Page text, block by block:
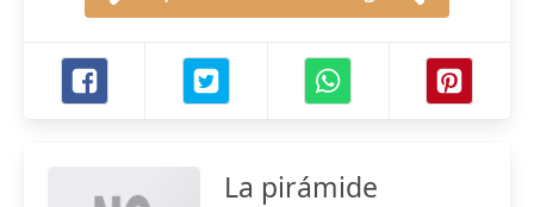
La pirámide